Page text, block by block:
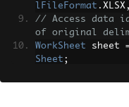
lFileFormat . XLSX,
// Access data
of original
WorkSheet sheet
Sheet ;